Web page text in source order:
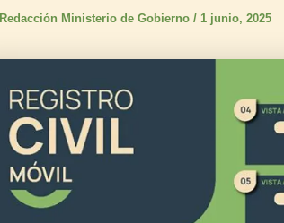
Redacción Ministerio de Gobierno / 1 junio, 2025